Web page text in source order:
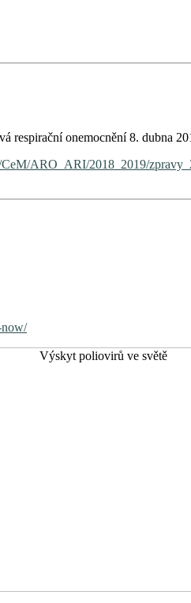
respirační onemocnění 8. dubna
ARO_ARI/2018_2019/